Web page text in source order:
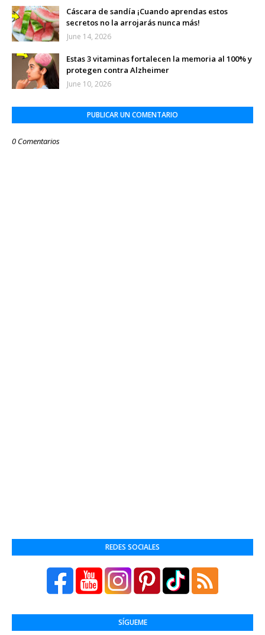
Cáscara de sandía ¡Cuando aprendas estos
secretos no la arrojarás nunca más!
June 14, 2026
Estas 3 vitaminas fortalecen la memoria al 100% y
protegen contra Alzheimer
June 10, 2026
PUBLICAR UN COMENTARIO
0 Comentarios
REDES SOCIALES
SÍGUEME